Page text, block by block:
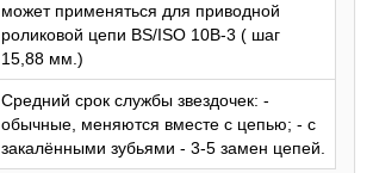
может применяться для приводной
роликовой цепи BS/ISO 10B-3 ( шаг
15,88 мм.)
Средний срок службы звездочек: -
обычные, меняются вместе с цепью; - с
закалёнными зубьями - 3-5 замен цепей.